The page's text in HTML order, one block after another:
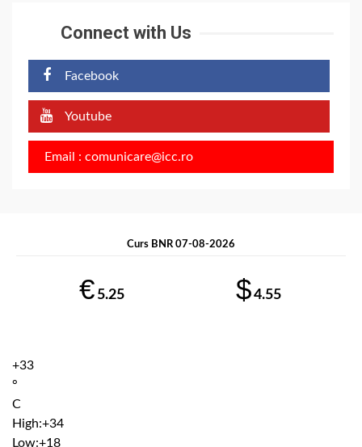
Connect with Us
Facebook
Youtube
Email : comunicare@icc.ro
Curs BNR 07-08-2026
€ 5.25 $4.55
+33
°
C
High:+34
Low:+18